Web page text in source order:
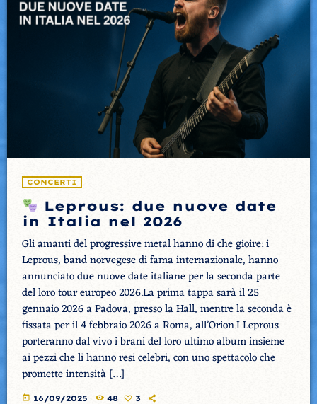
CONCERTI
Leprous: due nuove date
in Italia nel 2026
Gli amanti del progressive metal hanno di che gioire: i
Leprous, band norvegese di fama internazionale, hanno
annunciato due nuove date italiane per la seconda parte
del loro tour europeo 2026.La prima tappa sarà il 25
gennaio 2026 a Padova, presso la Hall, mentre la seconda è
fissata per il 4 febbraio 2026 a Roma, all’Orion.I Leprous
porteranno dal vivo i brani del loro ultimo album insieme
ai pezzi che li hanno resi celebri, con uno spettacolo che
promette intensità […]
today 16/09/2025 48 3